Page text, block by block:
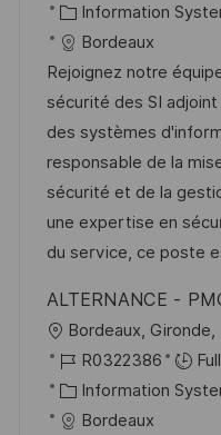
c
a
t
i
o
n
o
b
I
d
C
a
t
e
g
o
r
y
Information
Bordeaux
Rejoignez notre
sécurité des SI
des systèmes
responsable de la
sécurité et de la
une expertise en
du service, ce poste
ALTERNANCE -
L
o
c
a
Bordeaux,
J
o
b
R0322386
C
a
Information
Bordeaux